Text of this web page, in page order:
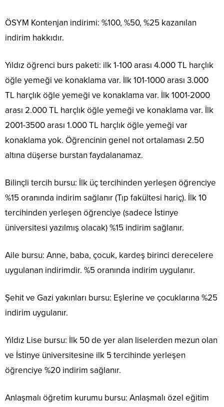
ÖSYM Kontenjan indirimi: %100, %50, %25 kazanılan
indirim hakkıdır.
Yıldız öğrenci burs paketi: ilk 1-100 arası 4.000 TL harçlık
öğle yemeği ve konaklama var. İlk 101-1000 arası 3.000
TL harçlık öğle yemeği ve konaklama var. İlk 1001-2000
arası 2.000 TL harçlık öğle yemeği ve konaklama var. İlk
2001-3500 arası 1.000 TL harçlık öğle yemeği var
konaklama yok. Öğrencinin genel not ortalaması 2.50
altına düşerse burstan faydalanamaz.
Bilinçli tercih bursu: İlk üç tercihinden yerleşen öğrenciye
%15 oranında indirim sağlanır (Tıp fakültesi hariç). İlk 10
tercihinden yerleşen öğrenciye (sadece İstinye
üniversitesi yazılmış olacak) %15 indirim sağlanır.
Aile bursu: Anne, baba, çocuk, kardeş birinci derecelere
uygulanan indirimdir. %5 oranında indirim uygulanır.
Şehit ve Gazi yakınları bursu: Eşlerine ve çocuklarına %25
indirim uygulanır.
Yıldız Lise bursu: İlk 50 de yer alan liselerden mezun olan
ve İstinye üniversitesine ilk 5 tercihinde yerleşen
öğrenciye %20 indirim sağlanır.
Anlaşmalı öğretim kurumu bursu: Anlaşmalı özel eğitim